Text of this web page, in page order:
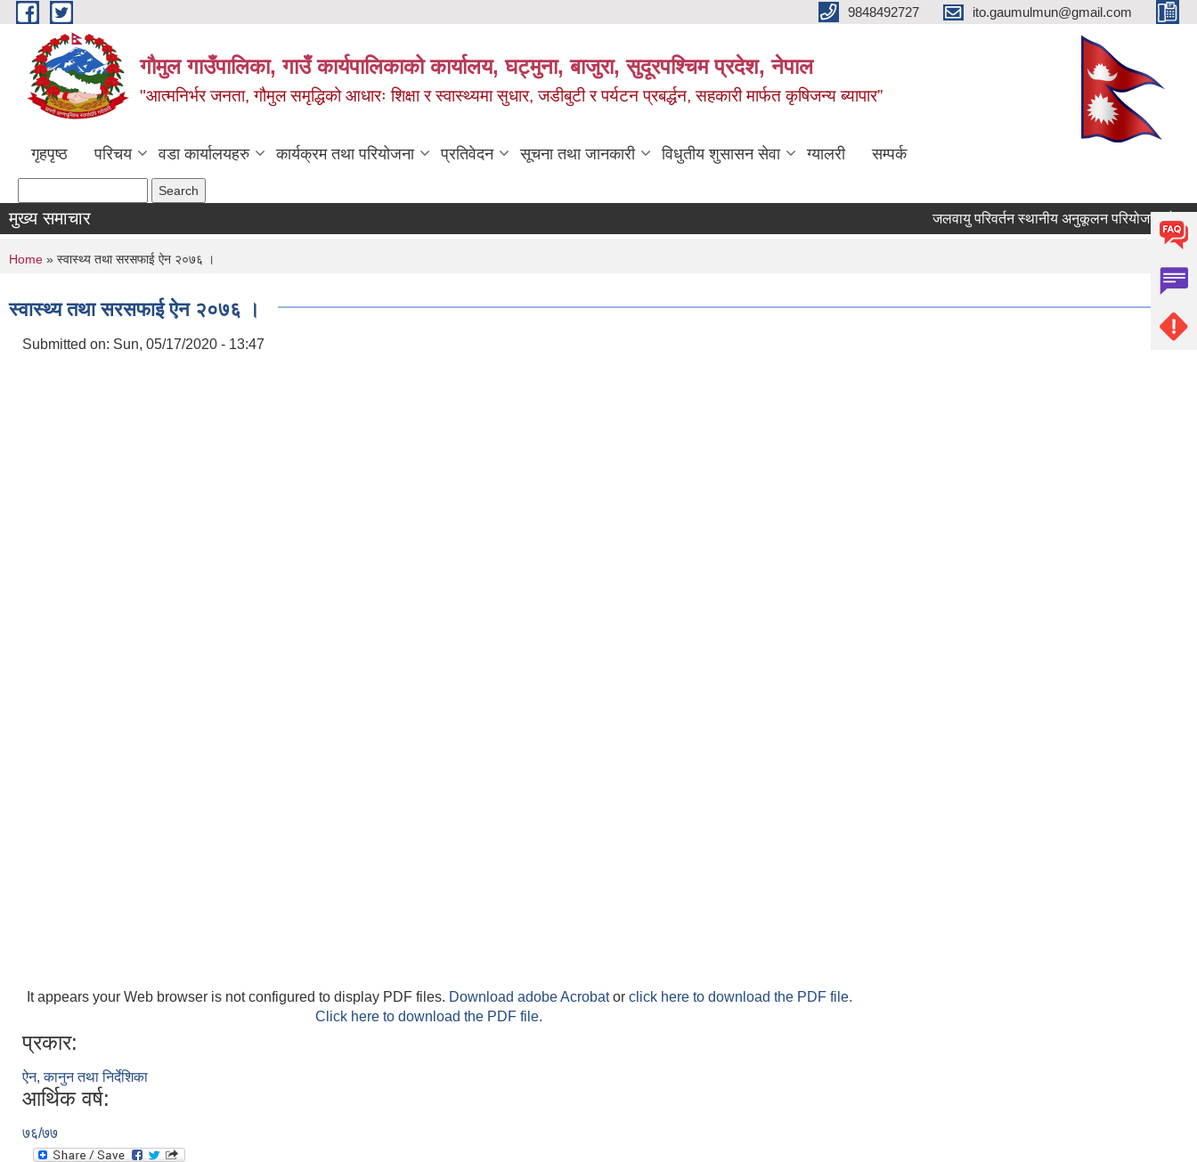
Skip to main content 9848492727 ito.gaumulmun@gmail.com
गौमुल गाउँपालिका, गाउँ कार्यपालिकाको कार्यालय, घट्मुना, बाजुरा, सुदूरपश्चिम प्रदेश, नेपाल
"आत्मनिर्भर जनता, गौमुल समृद्धिको आधारः शिक्षा र स्वास्थ्यमा सुधार, जडीबुटी र पर्यटन प्रबर्द्धन, सहकारी मार्फत कृषिजन्य ब्यापार”
गृहपृष्ठ परिचय वडा कार्यालयहरु कार्यक्रम तथा परियोजना प्रतिवेदन सूचना तथा जानकारी विधुतीय शुसासन सेवा ग्यालरी सम्पर्क
मुख्य समाचार जलवायु परिवर्तन स्थानीय अनुकूलन परियोजनाको
You are here
Home » स्वास्थ्य तथा सरसफाई ऐन २०७६ ।
स्वास्थ्य तथा सरसफाई ऐन २०७६ ।
Submitted on: Sun, 05/17/2020 - 13:47
It appears your Web browser is not configured to display PDF files. Download adobe Acrobator click here to download the PDF file.
Click here to download the PDF file.
प्रकार:
ऐन, कानुन तथा निर्देशिका
आर्थिक वर्ष:
७६/७७